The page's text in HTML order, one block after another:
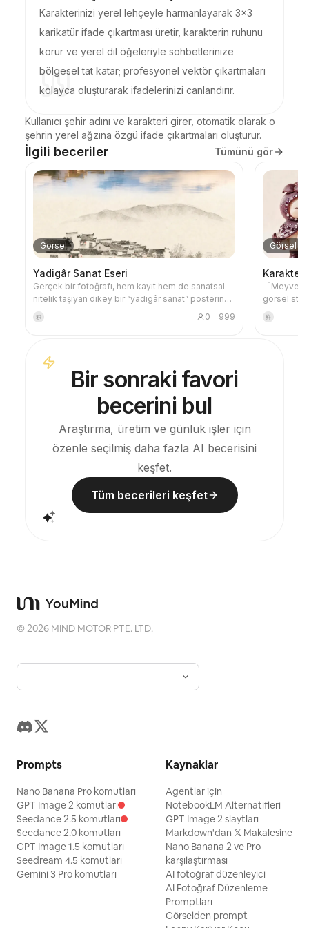
Karakterinizi yerel lehçeyle harmanlayarak 3x3
karikatür ifade çıkartması üretir, karakterin ruhunu
korur ve yerel dil öğeleriyle sohbetlerinize
bölgesel tat katar; profesyonel vektör çıkartmaları
kolayca oluşturarak ifadelerinizi canlandırır.
Kullanıcı şehir adını ve karakteri girer, otomatik olarak o
şehrin yerel ağzına özgü ifade çıkartmaları oluşturur.
İlgili beceriler Tümünü gör
Görsel
Yadigâr Sanat Eseri
Gerçek bir fotoğrafı, hem kayıt hem de sanatsal
nitelik taşıyan dikey bir “yadigâr sanat” posterine
dönüştürün: üst kısımda orijinal fotoğraf aynen
korunur, alt kısımda ise sıcak kağıt dokusu veya
illüstrasyon veya dekoratif poster değildir; az
sayıda mürekkep lekesi, yumuşatılmış kenarlar,
boşluk kesimleri ve seyrek çizgilerle mimariyi,
şehri, su yüzeyini, yolları, insan ölçeğini, ufuk
çizgisini ve ışık-gölge ilişkisini özetler ve ana
öğenin küçük resimlerde bile tanınabilir kalmasını
sağlar. Genel görünüm sessiz, ölçülü ve modern
gravür hissi verir; renkler orijinal fotoğraftan alınır
yeşil, taş rengi veya düşük doygunlukta sıcak
tonlar kullanılır, uygun olduğunda küçük bir sıcak
renk işareti eklenir. Başlık genellikle çok küçük,
şiirsel ve sergi etiketi gibi tutulur, öne çıkmaz.
Minimalist sanat posterleri, fotoğraf yadigâr
fotoğrafın gerçek içeriğini korurken, altında
istikrarlı bir seri hissi veren bir 'hafıza izi' oluşturur
ve her fotoğrafa bağımsız bir ruh ve genişletilebilir
bir görsel kimlik kazandırır.
积 0 999
Görsel
Karakter
「
görsel
鲜
Bir sonraki favori
becerini bul
Araştırma, üretim ve günlük işler için
özenle seçilmiş daha fazla AI becerisini
keşfet.
Tüm becerileri keşfet
©2026 MIND MOTOR PTE. LTD.
Prompts
Nano Banana Pro komutları
GPT Image 2 komutları
Seedance 2.5 komutları
Seedance 2.0 komutları
GPT Image 1.5 komutları
Seedream 4.5 komutları
Gemini 3 Pro komutları
Kaynaklar
Agentlar için
NotebookLM Alternatifleri
GPT Image 2 slaytları
Markdown'dan 𝕏 Makalesine
Nano Banana 2 ve Pro
karşılaştırması
AI fotoğraf düzenleyici
AI Fotoğraf Düzenleme
Promptları
Görselden prompt